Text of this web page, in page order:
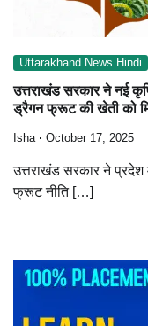
Uttarakhand News Hindi
उत्तराखंड सरकार ने नई
ड्रैगन फ्रूट की खेती को
Isha October 17, 2025
उत्तराखंड सरकार ने
फ्रूट नीति […]